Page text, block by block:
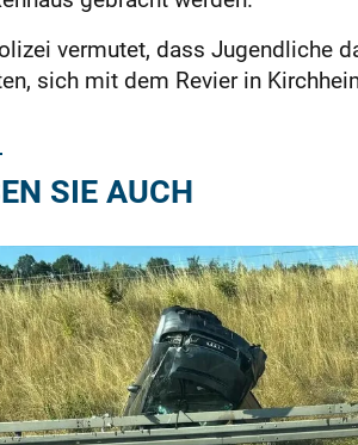
vermutet, dass Jugendliche
sich mit dem Revier in
SIE AUCH